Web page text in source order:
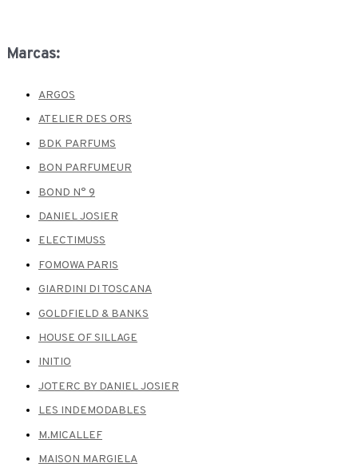
Marcas:
ARGOS
ATELIER DES ORS
BDK PARFUMS
BON PARFUMEUR
BOND N° 9
DANIEL JOSIER
ELECTIMUSS
FOMOWA PARIS
GIARDINI DI TOSCANA
GOLDFIELD & BANKS
HOUSE OF SILLAGE
INITIO
JOTERC BY DANIEL JOSIER
LES INDEMODABLES
M.MICALLEF
MAISON MARGIELA